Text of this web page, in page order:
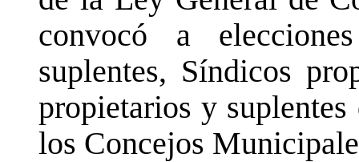
convocó a
suplentes, Síndicos
propietarios y
los Concejos